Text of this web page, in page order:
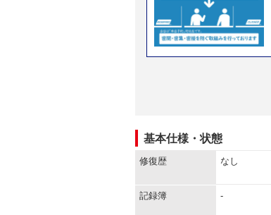
基本仕様・状態
修復歴 なし
記録簿 -